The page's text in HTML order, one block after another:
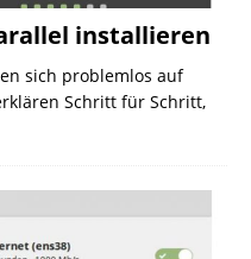
installieren
sich problemlos auf
Schritt für Schritt,